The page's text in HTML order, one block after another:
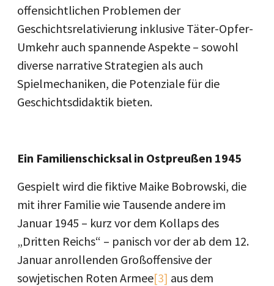
offensichtlichen Problemen der
Geschichtsrelativierung inklusive Täter-Opfer-
Umkehr auch spannende Aspekte – sowohl
diverse narrative Strategien als auch
Spielmechaniken, die Potenziale für die
Geschichtsdidaktik bieten.
Ein Familienschicksal in Ostpreußen 1945
Gespielt wird die fiktive Maike Bobrowski, die
mit ihrer Familie wie Tausende andere im
Januar 1945 – kurz vor dem Kollaps des
„Dritten Reichs“ – panisch vor der ab dem 12.
Januar anrollenden Großoffensive der
sowjetischen Roten Armee[3] aus dem